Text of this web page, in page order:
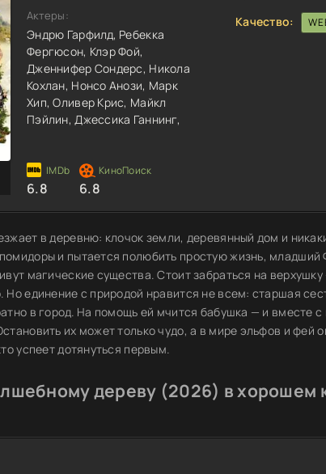
Актеры:
Эндрю Гарфилд, Ребекка
Фергюсон, Клэр Фой,
Дженнифер Сондерс, Никола
Кохлан, Нонсо Анози, Марк
Хип,Оливер Крис, Майкл
Пэйлин,Джессика Ганнинг,
6.8 6.8
Качество:
в деревню: клочок земли, деревянный дом и
и пытается полюбить простую жизнь, младший
магические существа. Стоит забраться на
Но единение с природой нравится не всем: старшая
в город. На помощь ей мчится бабушка — и вместе
их может только чудо, а в мире эльфов и фей
успеет дотянуться первым.
дереву (2026) в хорошем